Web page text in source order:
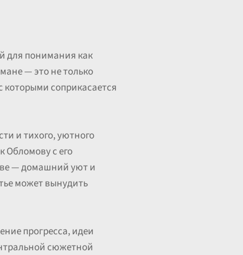
для понимания как
— это не только
соприкасается
и тихого, уютного
Обломову с его
— домашний уют и
может вынудить
прогресса, идеи
сюжетной